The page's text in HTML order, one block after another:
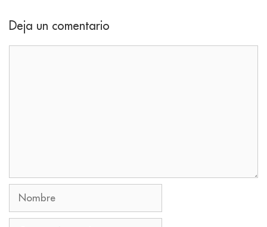
Deja un comentario